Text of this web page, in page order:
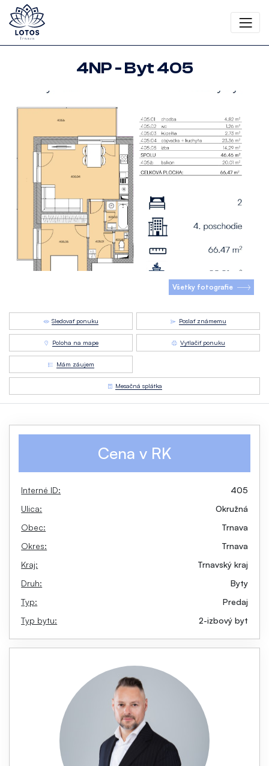
4NP - Byt 405
Všetky fotografie
Sledovať ponuku Poslať známemu
Poloha na mape Vytlačiť ponuku
Mám záujem
Mesačná splátka
Cena v RK
Interné ID:
405
Ulica:
Okružná
Obec:
Trnava
Okres:
Trnava
Kraj:
Trnavský kraj
Druh:
Byty
Typ:
Predaj
Typ bytu:
2-izbový byt